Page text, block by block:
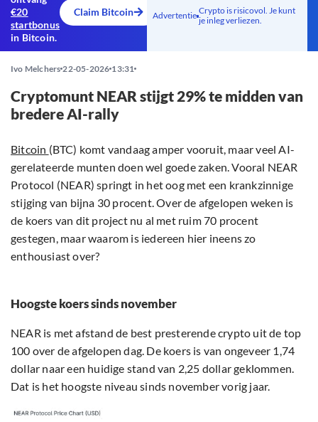
€20
startbonus
in Bitcoin.
Claim Bitcoin Advertentie Crypto is risicovol. Je kunt
je inleg verliezen.
Ivo Melchers 22-05-2026 13:31
Cryptomunt NEAR stijgt 29% te midden van
bredere AI-rally
Bitcoin (BTC) komt vandaag amper vooruit, maar veel AI-
gerelateerde munten doen wel goede zaken. Vooral NEAR
Protocol (NEAR) springt in het oog met een krankzinnige
stijging van bijna 30 procent. Over de afgelopen weken is
de koers van dit project nu al met ruim 70 procent
gestegen, maar waarom is iedereen hier ineens zo
enthousiast over?
Hoogste koers sinds november
NEAR is met afstand de best presterende crypto uit de top
100 over de afgelopen dag. De koers is van ongeveer 1,74
dollar naar een huidige stand van 2,25 dollar geklommen.
Dat is het hoogste niveau sinds november vorig jaar.